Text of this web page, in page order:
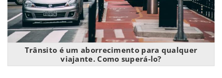
Trânsito é um aborrecimento para qualquer
viajante. Como superá-lo?